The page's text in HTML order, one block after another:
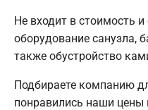
Не входит в стоимость
оборудование санузла,
также обустройство
Подбираете компанию
понравились наши